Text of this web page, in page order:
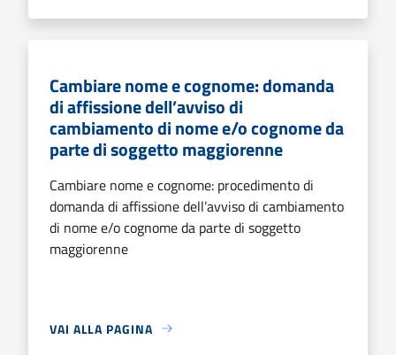
Cambiare nome e cognome: domanda
di affissione dell’avviso di
cambiamento di nome e/o cognome da
parte di soggetto maggiorenne
Cambiare nome e cognome: procedimento di
domanda di affissione dell’avviso di cambiamento
di nome e/o cognome da parte di soggetto
maggiorenne
VAI ALLA PAGINA